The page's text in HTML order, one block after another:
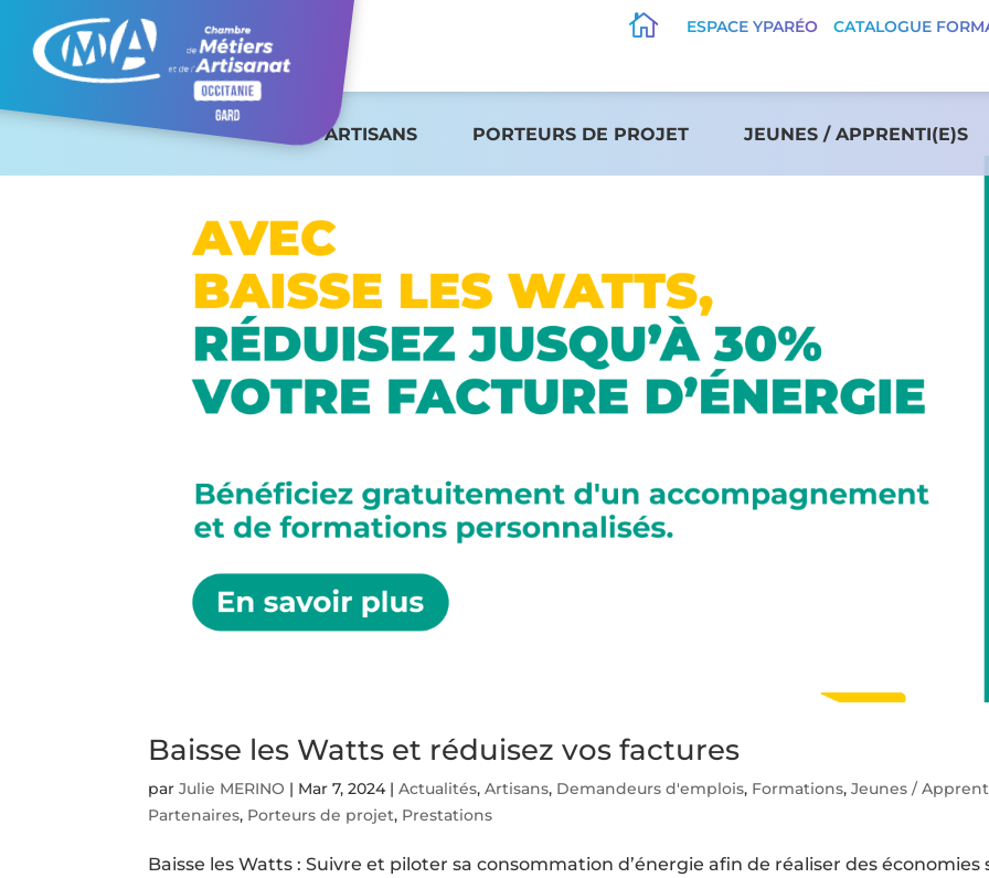
 ESPACE YPARÉO CATALOGUE
ARTISANS PORTEURS DE PROJET JEUNES / APPRENTI(E)S
Baisse les Watts et réduisez vos factures
parJulie MERINO | Mar 7, 2024|Actualités,Artisans, Demandeurs d'emplois, Formations,Jeunes /
Partenaires, Porteurs de projet, Prestations
Baisse les Watts : Suivre et piloter sa consommation d’énergie afin de réaliser des économies